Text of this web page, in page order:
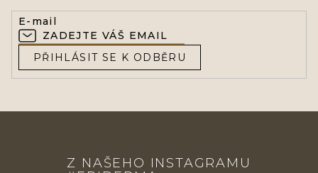
E-mail
PŘIHLÁSIT SE K ODBĚRU
Z NAŠEHO INSTAGRAMU